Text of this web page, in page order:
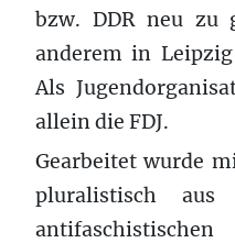
bzw. DDR neu zu
anderem in
Als
allein die FDJ.
Gearbeitet wurde
pluralistisch
antifaschistischen